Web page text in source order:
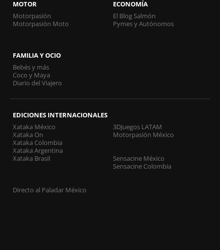
MOTOR
Motorpasión
Motorpasión Moto
ECONOMÍA
El Blog Salmón
Pymes y Autónomos
FAMILIA Y OCIO
Bebés y más
Coco y Maya
Diario del Viajero
EDICIONES INTERNACIONALES
Xataka México
Xataka On
Xataka Colombia
Xataka Argentina
Xataka Brasil
3DJuegos LATAM
Motorpasión México
Sensacine México
Sensacine Colombia
Directo al Paladar México